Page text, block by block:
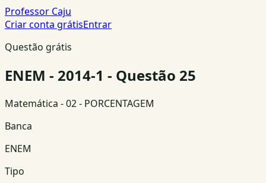
Professor Caju
Criar conta grátisEntrar
Questão grátis
ENEM - 2014-1 - Questão 25
Matemática - 02 - PORCENTAGEM
Banca
ENEM
Tipo